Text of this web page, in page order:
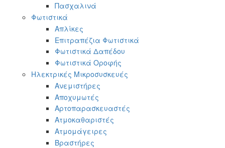
Πασχαλινά
Φωτιστικά
Απλίκες
Επιτραπέζια Φωτιστικά
Φωτιστικά Δαπέδου
Φωτιστικά Οροφής
Ηλεκτρικές Μικροσυσκευές
Ανεμιστήρες
Αποχυμωτές
Αρτοπαρασκευαστές
Ατμοκαθαριστές
Ατμομάγειρες
Βραστήρες